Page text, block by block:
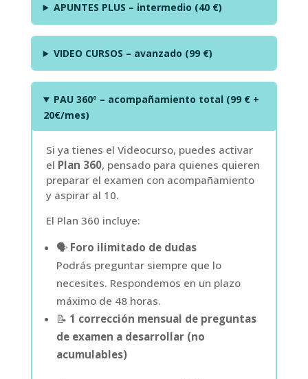
APUNTES PLUS – intermedio (40 €)
VIDEO CURSOS – avanzado (99 €)
PAU 360º – acompañamiento total (99 € +
20€/mes)
Si ya tienes el Videocurso, puedes activar
el Plan 360, pensado para quienes quieren
preparar el examen con acompañamiento
y aspirar al 10.
El Plan 360 incluye:
🗣️ Foro ilimitado de dudas
Podrás preguntar siempre que lo
necesites. Respondemos en un plazo
máximo de 48 horas.
📝 1 corrección mensual de preguntas
de examen a desarrollar (no
acumulables)